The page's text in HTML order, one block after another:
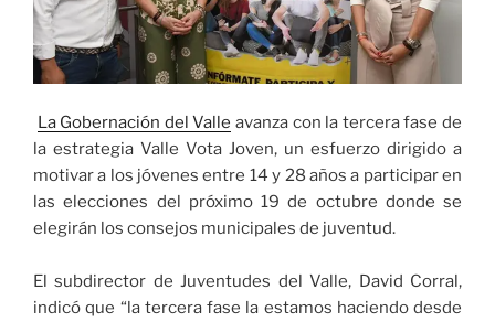
La Gobernación del Valle avanza con la tercera fase de
la estrategia Valle Vota Joven, un esfuerzo dirigido a
motivar a los jóvenes entre 14 y 28 años a participar en
las elecciones del próximo 19 de octubre donde se
elegirán los consejos municipales de juventud.
El subdirector de Juventudes del Valle, David Corral,
indicó que “la tercera fase la estamos haciendo desde